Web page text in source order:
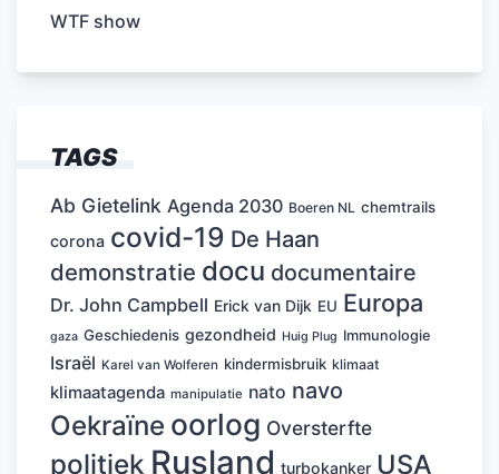
WTF show
TAGS
Ab Gietelink Agenda 2030 Boeren NL chemtrails
corona covid-19 De Haan
demonstratie docu documentaire
Dr. John Campbell Erick van Dijk EU Europa
gaza Geschiedenis gezondheid Huig Plug Immunologie
Israël Karel van Wolferen kindermisbruik klimaat
klimaatagenda manipulatie nato navo
Oekraïne oorlog Oversterfte
politiek Rusland turbokanker USA